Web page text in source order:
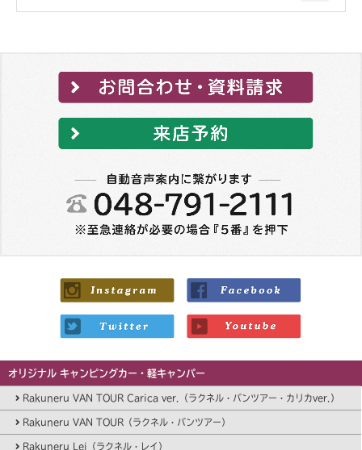
オリジナル キャンピングカー・軽キャンパー
Rakuneru VAN TOUR Carica ver.（ラクネル・バンツアー・カリカver.）
Rakuneru VAN TOUR（ラクネル・バンツアー）
Rakuneru Lei（ラクネル・レイ）